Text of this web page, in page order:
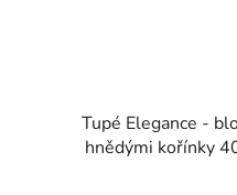
Tupé Elegance -
hnědými kořínky